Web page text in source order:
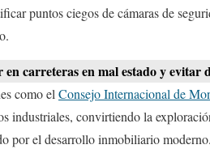
puntos ciegos de cámaras de
carreteras en mal estado y evitar
como elConsejo Internacional de
industriales, convirtiendo la
por el desarrollo inmobiliario moderno.